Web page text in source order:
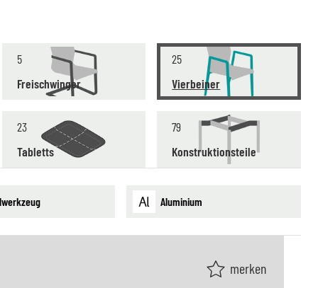
5
Freischwinger
25
Vierbeiner
23
Tabletts
79
Konstruktionsteile
Aluminium
merken